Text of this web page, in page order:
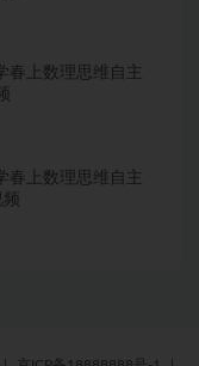
春上数理思维自主
春上数理思维自主